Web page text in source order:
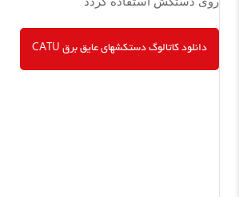
دانلود کاتالوگ دستکشهای عایق برق CATU